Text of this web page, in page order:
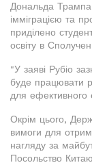
Дональда
імміграцією та
приділено
освіту в
"У заяві Рубіо
буде працювати
для ефективного
Окрім цього,
вимоги для
нагляду за
Посольство